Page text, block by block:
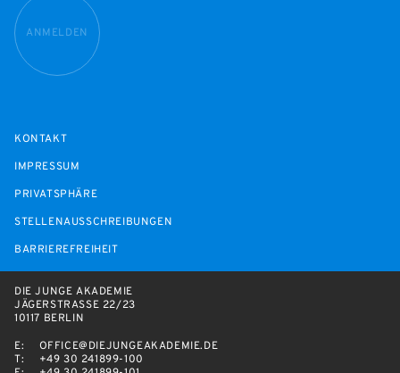
ANMELDEN
KONTAKT
IMPRESSUM
PRIVATSPHÄRE
STELLENAUSSCHREIBUNGEN
BARRIEREFREIHEIT
DIE JUNGE AKADEMIE
JÄGERSTRASSE 22/23
10117 BERLIN
E:
OFFICE@DIEJUNGEAKADEMIE.DE
T:
+49 30 241899-100